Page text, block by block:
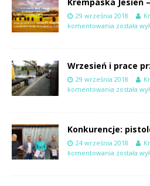
29 września 2018
komentowania została
Wrzesień i prace
29 września 2018
komentowania została
Konkurencje:
24 września 2018
komentowania została